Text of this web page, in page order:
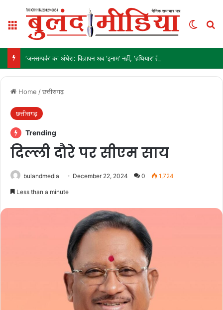
Menu
‘जनसम्पर्क’ का अंधेरा: विज्ञापन अब ‘इनाम’ नहीं, ‘हथियार’ है!
Home /छत्तीसगढ़
छत्तीसगढ़
Trending
दिल्ली दौरे पर सीएम साय
bulandmedia December 22, 2024 0 1,724
Less than a minute